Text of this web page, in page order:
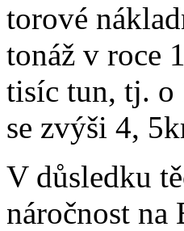
torové
tonáž v roce
tisíc tun, tj. o
se zvýši 4,
V důsledku
náročnost na